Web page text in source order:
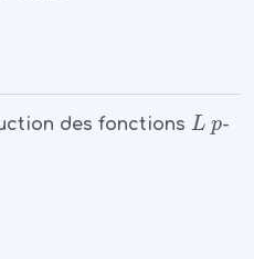
des fonctions L
-